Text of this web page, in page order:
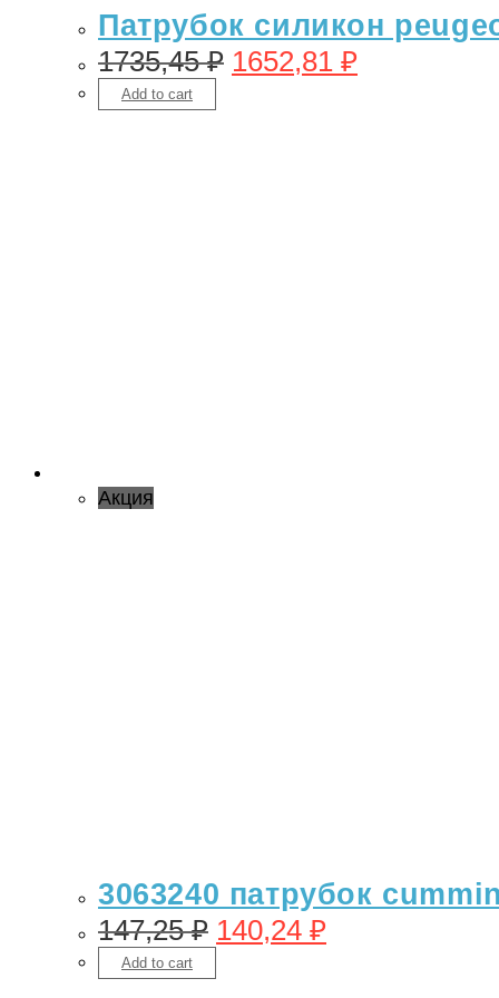
Патрубок силикон
1735,45₽ 1652,81 ₽
Add to cart
Акция
3063240 патрубок
147,25₽ 140,24 ₽
Add to cart